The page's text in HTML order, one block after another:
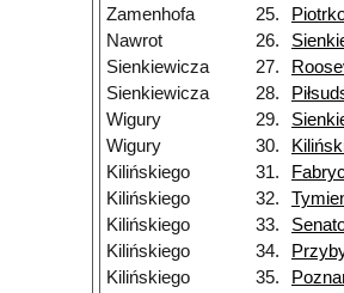
Zamenhofa
25.
Nawrot
26.
Sienkiewicza
27.
Sienkiewicza
28.
Wigury
29.
Wigury
30.
Kilińskiego
31.
Kilińskiego
32.
Kilińskiego
33.
Kilińskiego
34.
Kilińskiego
35.